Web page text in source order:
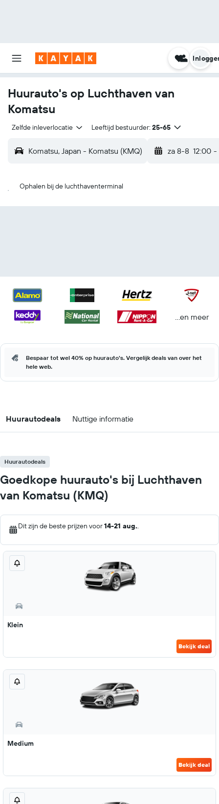
Huurauto's op Luchthaven van
Komatsu
Zelfde inleverlocatie Leeftijd bestuurder: 25-65
Komatsu, Japan - Komatsu (KMQ) za 8-8 12:00 -
Ophalen bij de luchthaventerminal
...en meer
Bespaar tot wel 40% op huurauto's. Vergelijk deals van over het
hele web.
Huurautodeals Nuttige informatie
Huurautodeals
Goedkope huurauto's bij Luchthaven
van Komatsu (KMQ)
Dit zijn de beste prijzen voor14-21 aug..
Klein
Bekijk deal
Medium
Bekijk deal